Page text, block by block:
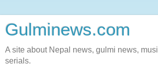
Gulminews.com
A site about Nepal news, gulmi news,
serials.